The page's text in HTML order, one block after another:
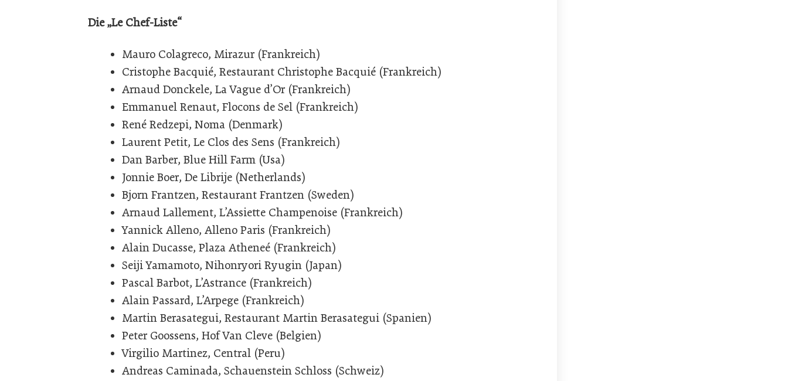
Die „Le Chef-Liste“
Mauro Colagreco, Mirazur (Frankreich)
Cristophe Bacquié, Restaurant Christophe Bacquié (Frankreich)
Arnaud Donckele, La Vague d’Or (Frankreich)
Emmanuel Renaut, Flocons de Sel (Frankreich)
René Redzepi, Noma (Denmark)
Laurent Petit, Le Clos des Sens (Frankreich)
Dan Barber, Blue Hill Farm (Usa)
Jonnie Boer, De Librije (Netherlands)
Bjorn Frantzen, Restaurant Frantzen (Sweden)
Arnaud Lallement, L’Assiette Champenoise (Frankreich)
Yannick Alleno, Alleno Paris (Frankreich)
Alain Ducasse, Plaza Atheneé (Frankreich)
Seiji Yamamoto, Nihonryori Ryugin (Japan)
Pascal Barbot, L’Astrance (Frankreich)
Alain Passard, L’Arpege (Frankreich)
Martin Berasategui, Restaurant Martin Berasategui (Spanien)
Peter Goossens, Hof Van Cleve (Belgien)
Virgilio Martinez, Central (Peru)
Andreas Caminada, Schauenstein Schloss (Schweiz)